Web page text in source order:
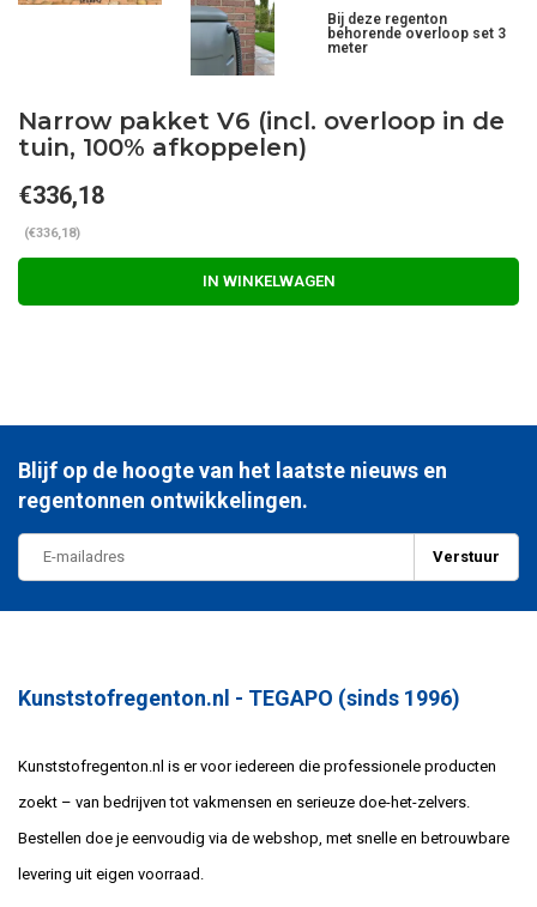
Bij deze regenton
behorende overloop set 3
meter
Narrow pakket V6 (incl. overloop in de
tuin, 100% afkoppelen)
€336,18
(€336,18)
IN WINKELWAGEN
Blijf op de hoogte van het laatste nieuws en
regentonnen ontwikkelingen.
Verstuur
Kunststofregenton.nl - TEGAPO (sinds 1996)
Kunststofregenton.nl is er voor iedereen die professionele producten
zoekt – van bedrijven tot vakmensen en serieuze doe-het-zelvers.
Bestellen doe je eenvoudig via de webshop, met snelle en betrouwbare
levering uit eigen voorraad.